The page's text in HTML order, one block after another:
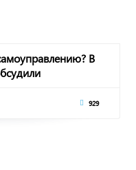
В
929